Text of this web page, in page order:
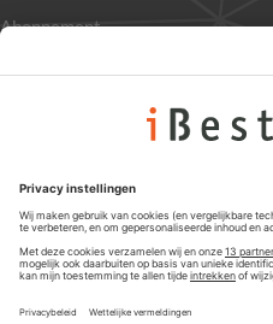
Abonnement
Privacyinstellingen